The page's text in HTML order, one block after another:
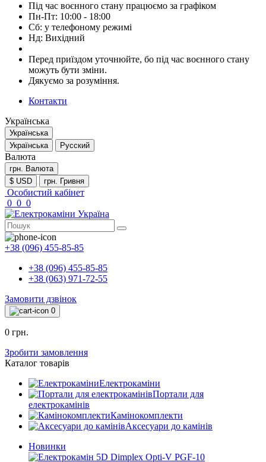
Під час воєнного стану працюємо за графіком
Пн-Пт: 10:00 - 18:00
Сб: у телефоному режимі
Нд: Вихідний
Перед приїздом уточнюйте, бо під час воєнного стану
можуть бути зміни.
Дякуємо за розуміння.
Контакти
Українська
Українська
Українська
Русский
Валюта
грн. Валюта
$ USD
грн. Гривня
Особистий кабінет
0 0 0
+38 (096) 455-85-85
+38 (096) 455-85-85
+38 (063) 971-72-55
Замовити дзвінок
0
0 грн.
Зробити замовлення
Каталог товарів
Електрокаміни
Портали для
електрокамінів
Камінокомплекти
Аксесуари до камінів
Новинки